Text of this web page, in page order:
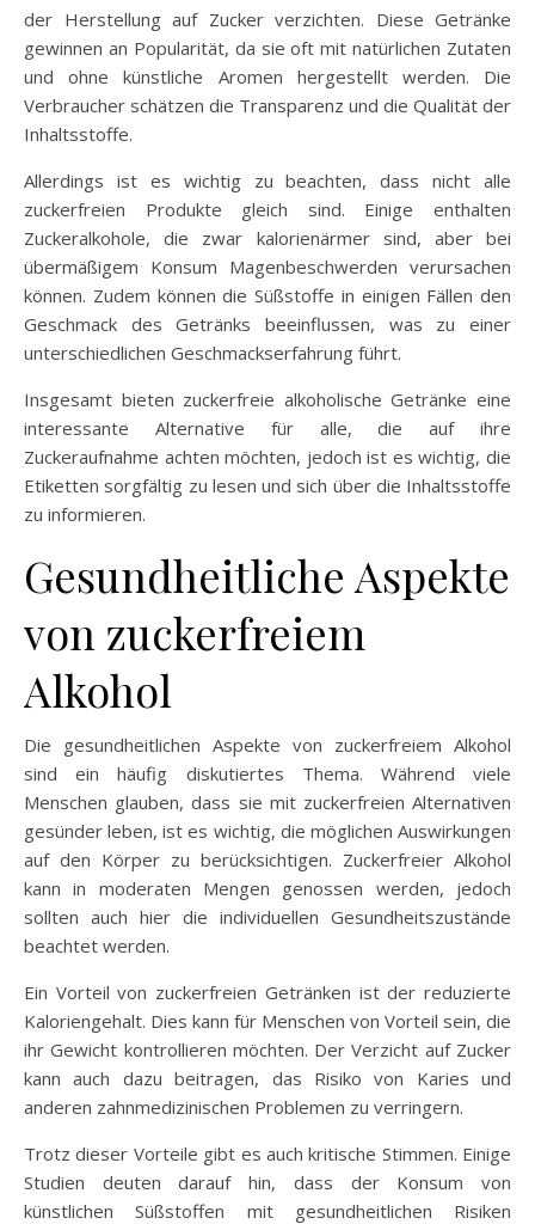
der Herstellung auf Zucker verzichten. Diese Getränke
gewinnen an Popularität, da sie oft mit natürlichen Zutaten
und ohne künstliche Aromen hergestellt werden. Die
Verbraucher schätzen die Transparenz und die Qualität der
Inhaltsstoffe.
Allerdings ist es wichtig zu beachten, dass nicht alle
zuckerfreien Produkte gleich sind. Einige enthalten
Zuckeralkohole, die zwar kalorienärmer sind, aber bei
übermäßigem Konsum Magenbeschwerden verursachen
können. Zudem können die Süßstoffe in einigen Fällen den
Geschmack des Getränks beeinflussen, was zu einer
unterschiedlichen Geschmackserfahrung führt.
Insgesamt bieten zuckerfreie alkoholische Getränke eine
interessante Alternative für alle, die auf ihre
Zuckeraufnahme achten möchten, jedoch ist es wichtig, die
Etiketten sorgfältig zu lesen und sich über die Inhaltsstoffe
zu informieren.
Gesundheitliche Aspekte
von zuckerfreiem
Alkohol
Die gesundheitlichen Aspekte von zuckerfreiem Alkohol
sind ein häufig diskutiertes Thema. Während viele
Menschen glauben, dass sie mit zuckerfreien Alternativen
gesünder leben, ist es wichtig, die möglichen Auswirkungen
auf den Körper zu berücksichtigen. Zuckerfreier Alkohol
kann in moderaten Mengen genossen werden, jedoch
sollten auch hier die individuellen Gesundheitszustände
beachtet werden.
Ein Vorteil von zuckerfreien Getränken ist der reduzierte
Kaloriengehalt. Dies kann für Menschen von Vorteil sein, die
ihr Gewicht kontrollieren möchten. Der Verzicht auf Zucker
kann auch dazu beitragen, das Risiko von Karies und
anderen zahnmedizinischen Problemen zu verringern.
Trotz dieser Vorteile gibt es auch kritische Stimmen. Einige
Studien deuten darauf hin, dass der Konsum von
künstlichen Süßstoffen mit gesundheitlichen Risiken